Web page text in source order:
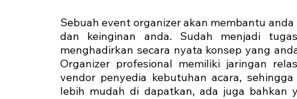
Sebuah event organizer akan membantu
dan keinginan anda. Sudah menjadi
menghadirkan secara nyata konsep yang
Organizer profesional memiliki jaringan
vendor penyedia kebutuhan acara,
lebih mudah di dapatkan, ada juga bahkan